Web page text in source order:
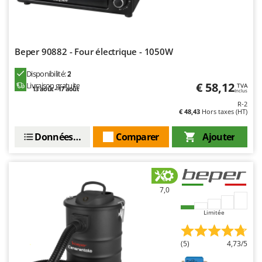
Stiga
T
Tecla
TecnoGen
Tornado
Trev - Abrek - TecnoVIR
Trotec
Beper 90882 - Four électrique - 1050W
Disponibilité:2
Livraison gratuite
13 août - 17 août € 58,12 TVA
Inclus
R-2
€ 48,43 Hors taxes (HT)
Ajouter
Comparer
Données techniques
7,0
Limitée
(5) 4,73/5